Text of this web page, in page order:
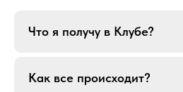
Что я получу в Клубе?
Как все происходит?
Константин Корзюков
инвестор с 2015 года,